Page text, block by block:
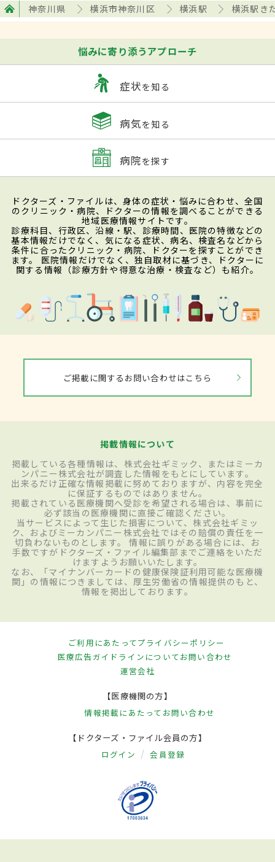
神奈川県 横浜市神奈川区 横浜駅 横浜駅き
悩みに寄り添うアプローチ
症状を知る
病気を知る
病院を探す
ドクターズ・ファイルは、身体の症状・悩みに合わせ、全国
のクリニック・病院、ドクターの情報を調べることができる
地域医療情報サイトです。
診療科目、行政区、沿線・駅、診療時間、医院の特徴などの
基本情報だけでなく、気になる症状、病名、検査名などから
条件に合ったクリニック・病院、ドクターを探すことができ
ます。 医院情報だけでなく、独自取材に基づき、ドクターに
関する情報（診療方針や得意な治療・検査など）も紹介。
ご掲載に関するお問い合わせはこちら
掲載情報について
掲載している各種情報は、株式会社ギミック、またはミーカ
ンパニー株式会社が調査した情報をもとにしています。
出来るだけ正確な情報掲載に努めておりますが、内容を完全
に保証するものではありません。
掲載されている医療機関へ受診を希望される場合は、事前に
必ず該当の医療機関に直接ご確認ください。
当サービスによって生じた損害について、株式会社ギミッ
ク、およびミーカンパニー株式会社ではその賠償の責任を一
切負わないものとします。 情報に誤りがある場合には、お
手数ですがドクターズ・ファイル編集部までご連絡をいただ
けますようお願いいたします。
なお、「マイナンバーカードの健康保険証利用可能な医療機
関」の情報につきましては、厚生労働省の情報提供のもと、
情報を掲出しております。
ご利用にあたってプライバシーポリシー
医療広告ガイドラインについてお問い合わせ
運営会社
【医療機関の方】
情報掲載にあたって お問い合わせ
【ドクターズ・ファイル会員の方】
ログイン 会員登録